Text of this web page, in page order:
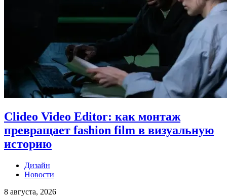
Clideo Video Editor: как монтаж
превращает fashion film в визуальную
историю
Дизайн
Новости
8 августа, 2026